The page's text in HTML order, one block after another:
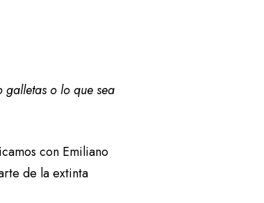
o lo que sea
con Emiliano
de la extinta